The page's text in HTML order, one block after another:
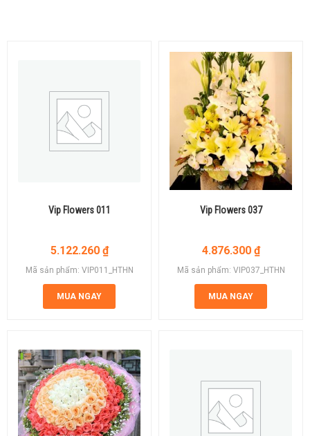
Vip Flowers 011
5.122.260 ₫
Mã sản phẩm: VIP011_HTHN
MUA NGAY
Vip Flowers 037
4.876.300 ₫
Mã sản phẩm: VIP037_HTHN
MUA NGAY